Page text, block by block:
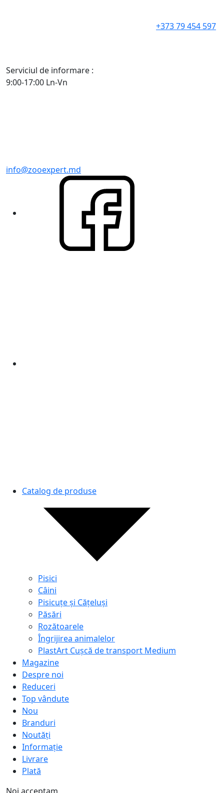
+373 79 454 597
Serviciul de informare :
9:00-17:00 Ln-Vn
info@zooexpert.md
Catalog de produse
Pisici
Câini
Pisicuțe și Cățeluși
Păsări
Rozătoarele
Îngrijirea animalelor
PlastArt Cușcă de transport Medium
Magazine
Despre noi
Reduceri
Top vândute
Nou
Branduri
Noutăți
Informație
Livrare
Plată